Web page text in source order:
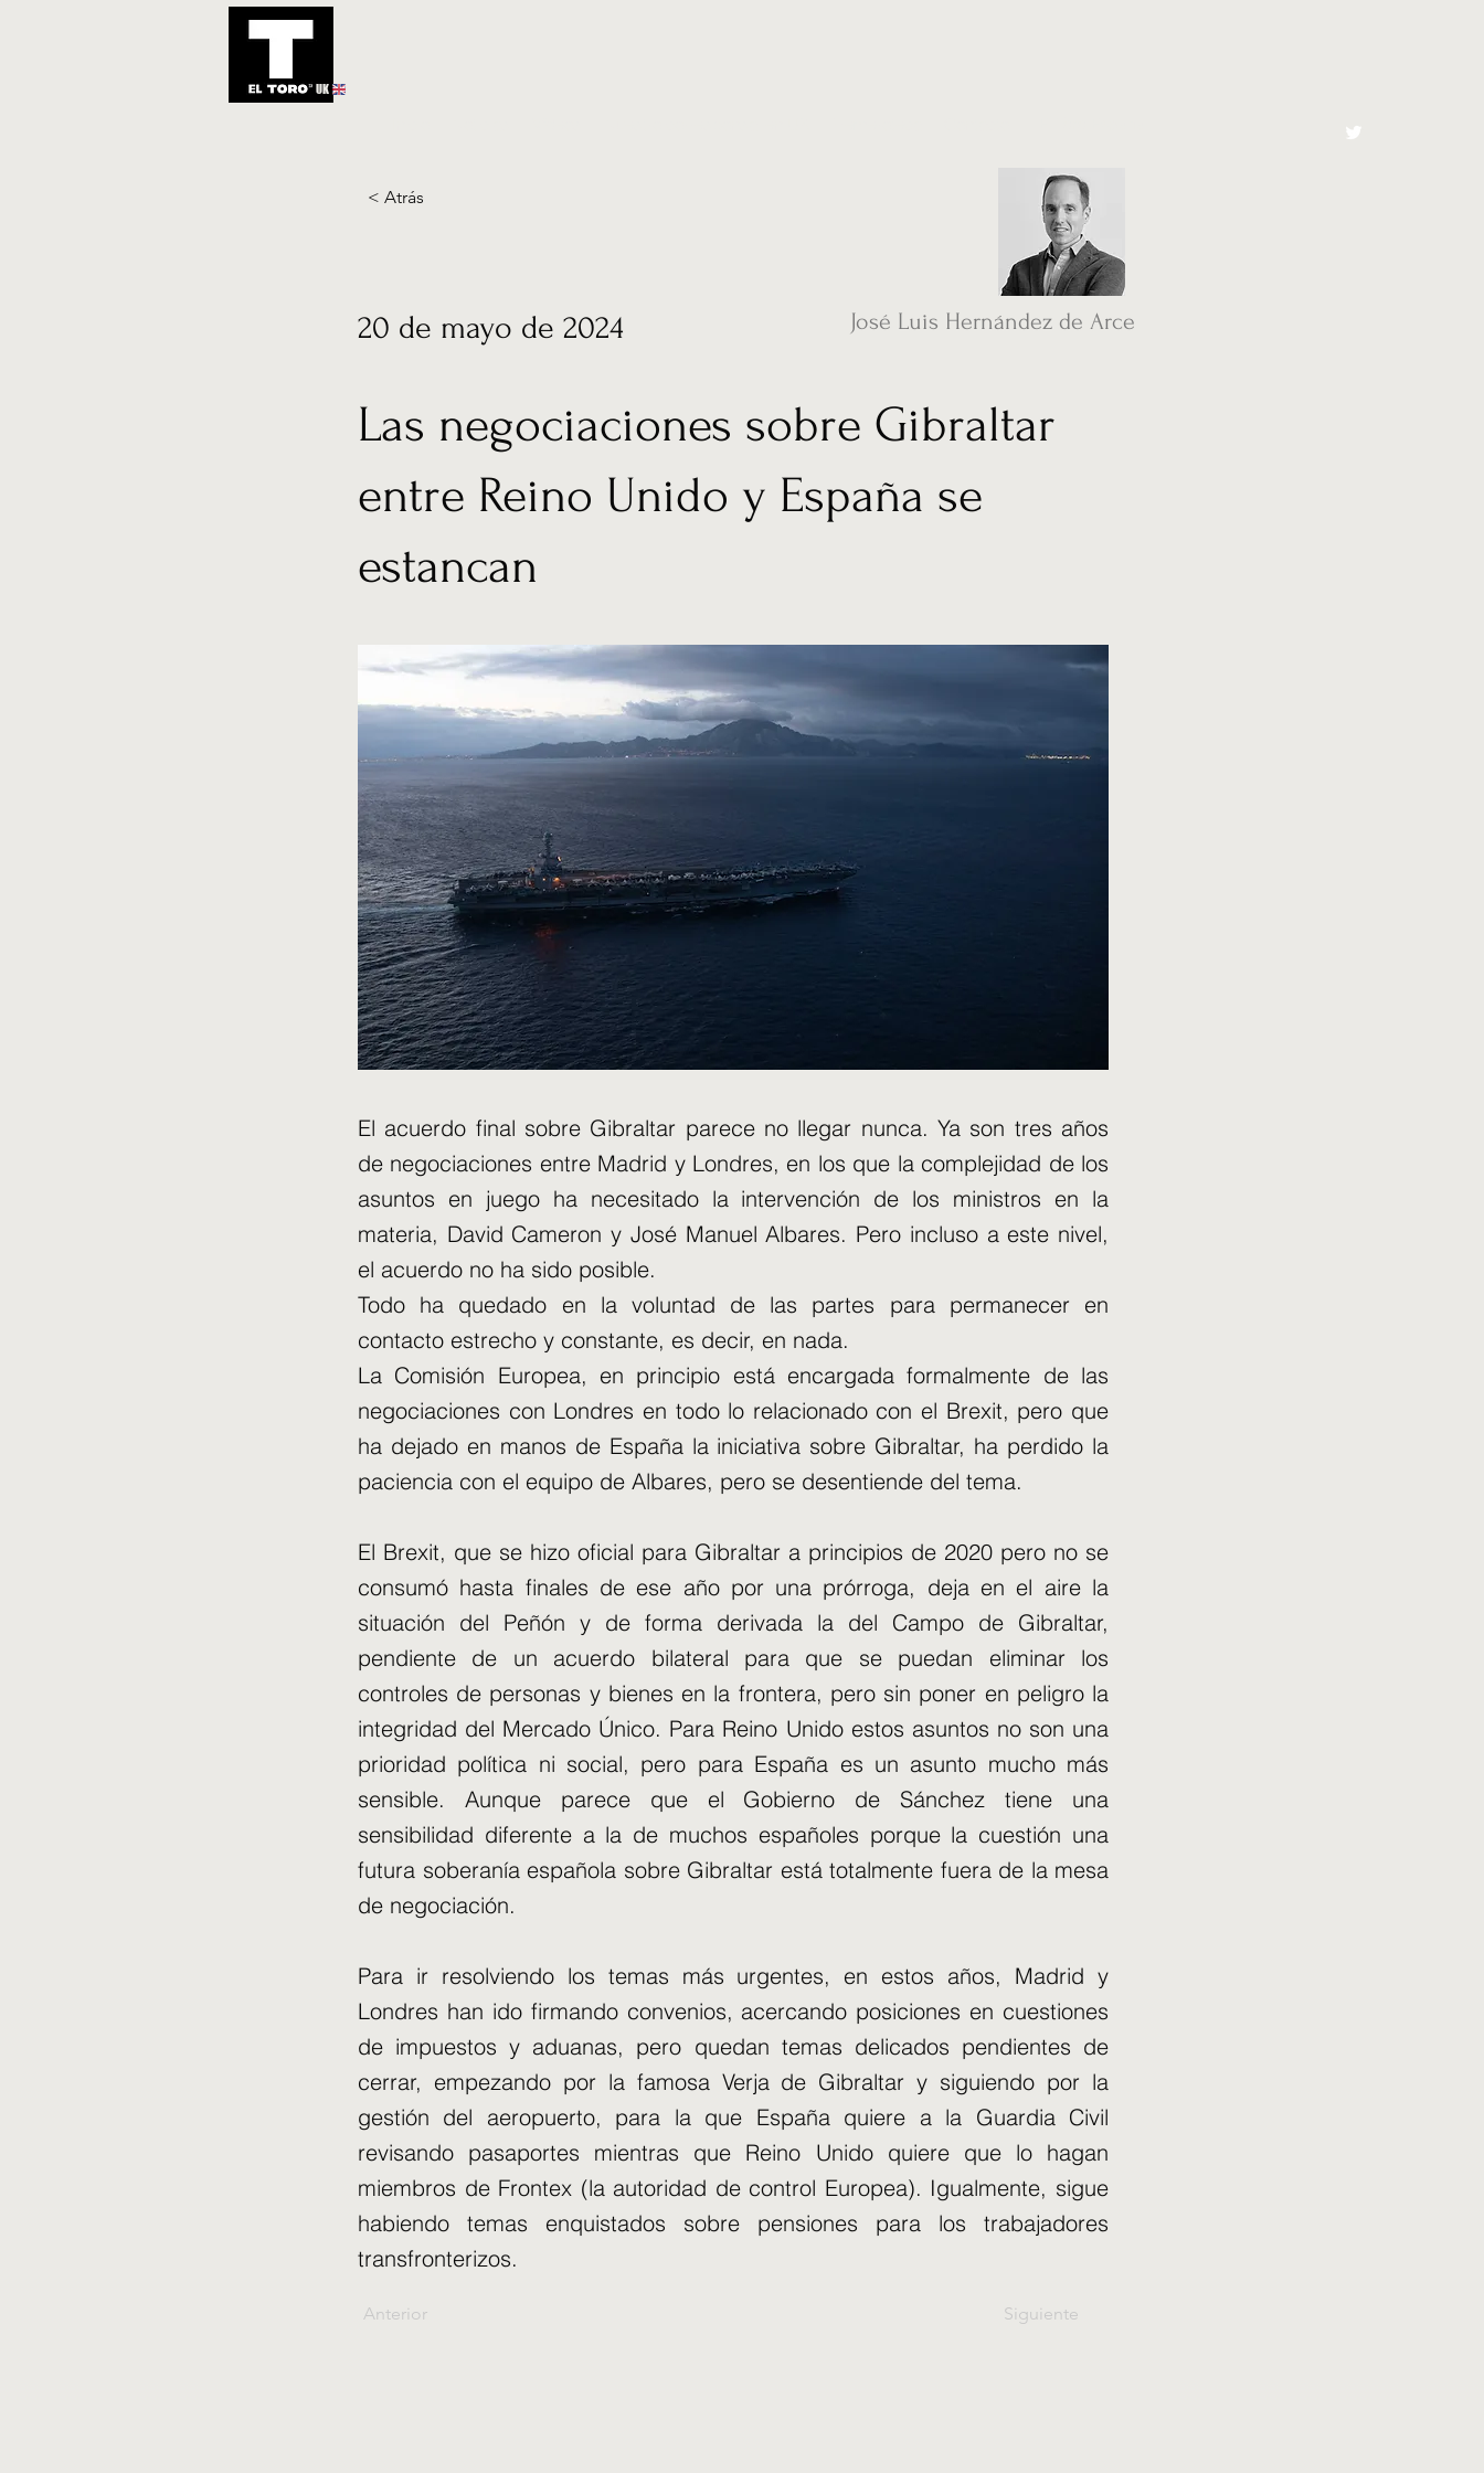
UK
< Atrás
20 de mayo de 2024 José Luis Hernández de Arce
Las negociaciones sobre Gibraltar
entre Reino Unido y España se
estancan
El acuerdo final sobre Gibraltar parece no llegar nunca. Ya son tres años
de negociaciones entre Madrid y Londres, en los que la complejidad de los
asuntos en juego ha necesitado la intervención de los ministros en la
materia, David Cameron y José Manuel Albares. Pero incluso a este nivel,
el acuerdo no ha sido posible.
Todo ha quedado en la voluntad de las partes para permanecer en
contacto estrecho y constante, es decir, en nada.
La Comisión Europea, en principio está encargada formalmente de las
negociaciones con Londres en todo lo relacionado con el Brexit, pero que
ha dejado en manos de España la iniciativa sobre Gibraltar, ha perdido la
paciencia con el equipo de Albares, pero se desentiende del tema.
El Brexit, que se hizo oficial para Gibraltar a principios de 2020 pero no se
consumó hasta finales de ese año por una prórroga, deja en el aire la
situación del Peñón y de forma derivada la del Campo de Gibraltar,
pendiente de un acuerdo bilateral para que se puedan eliminar los
controles de personas y bienes en la frontera, pero sin poner en peligro la
integridad del Mercado Único. Para Reino Unido estos asuntos no son una
prioridad política ni social, pero para España es un asunto mucho más
sensible. Aunque parece que el Gobierno de Sánchez tiene una
sensibilidad diferente a la de muchos españoles porque la cuestión una
futura soberanía española sobre Gibraltar está totalmente fuera de la mesa
de negociación.
Para ir resolviendo los temas más urgentes, en estos años, Madrid y
Londres han ido firmando convenios, acercando posiciones en cuestiones
de impuestos y aduanas, pero quedan temas delicados pendientes de
cerrar, empezando por la famosa Verja de Gibraltar y siguiendo por la
gestión del aeropuerto, para la que España quiere a la Guardia Civil
revisando pasaportes mientras que Reino Unido quiere que lo hagan
miembros de Frontex (la autoridad de control Europea). Igualmente, sigue
habiendo temas enquistados sobre pensiones para los trabajadores
transfronterizos.
Anterior Siguiente